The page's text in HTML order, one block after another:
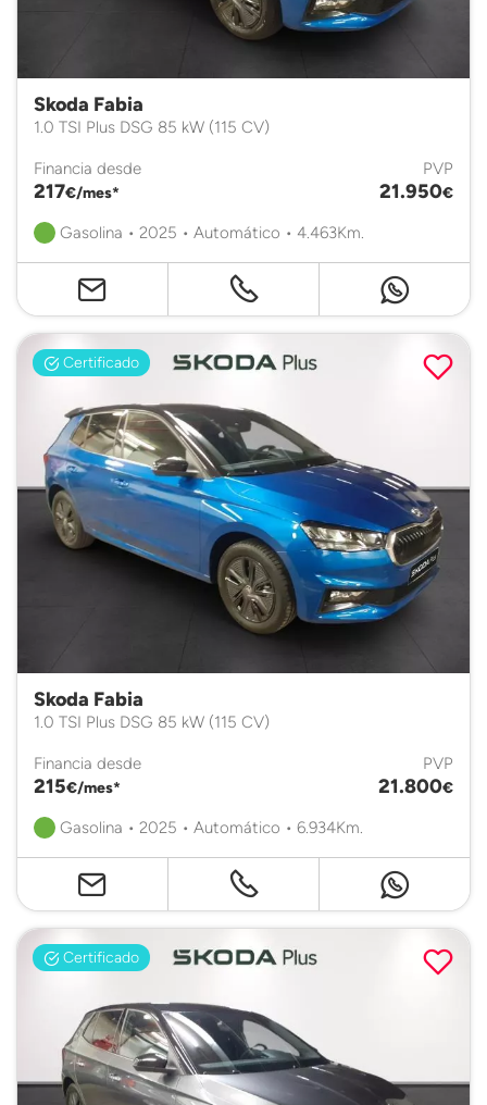
Skoda Fabia
1.0 TSI Plus DSG 85 kW (115 CV)
Financia desde
217€/mes*
PVP
21.950€
Gasolina • 2025 • Automático • 4.463Km.
Certificado
Skoda Fabia
1.0 TSI Plus DSG 85 kW (115 CV)
Financia desde
215€/mes*
PVP
21.800€
Gasolina • 2025 • Automático • 6.934Km.
Certificado